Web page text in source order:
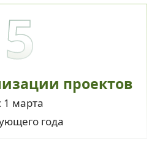
5
проектов
1 марта
года